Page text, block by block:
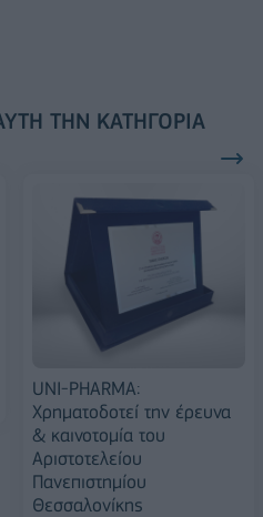
ΤΗΝ ΚΑΤΗΓΟΡΊΑ
UNI-PHARMA:
Χρηματοδοτεί την έρευνα
& καινοτομία του
Αριστοτελείου
Πανεπιστημίου
Θεσσαλονίκης